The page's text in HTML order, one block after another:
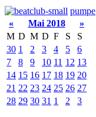
pumpe
«
Mai 2018
»
M D M D F S
S
30 1 2 3 4 5
6
7
8 9 10 11 12 13
14 15 16 17 18 19 20
21 22 23 24 25 26 27
28 29 30 31 1 2 3